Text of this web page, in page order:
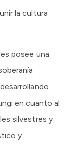
la cultura
posee una
en cuanto al
silvestres y
y